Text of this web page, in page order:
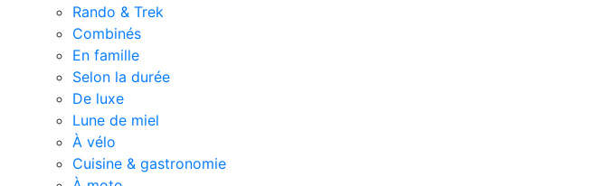
Rando & Trek
Combinés
En famille
Selon la durée
De luxe
Lune de miel
À vélo
Cuisine & gastronomie